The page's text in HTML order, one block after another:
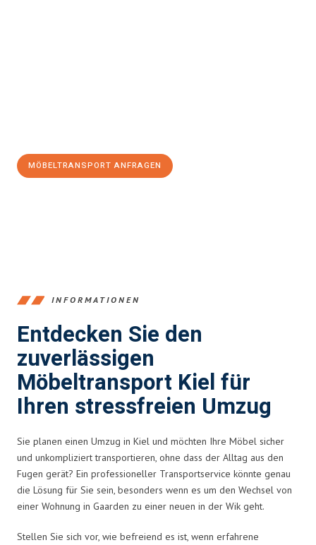
MÖBELTRANSPORT ANFRAGEN
INFORMATIONEN
Entdecken Sie den
zuverlässigen
Möbeltransport Kiel für
Ihren stressfreien Umzug
Sie planen einen Umzug in Kiel und möchten Ihre Möbel sicher
und unkompliziert transportieren, ohne dass der Alltag aus den
Fugen gerät? Ein professioneller Transportservice könnte genau
die Lösung für Sie sein, besonders wenn es um den Wechsel von
einer Wohnung in Gaarden zu einer neuen in der Wik geht.
Stellen Sie sich vor, wie befreiend es ist, wenn erfahrene